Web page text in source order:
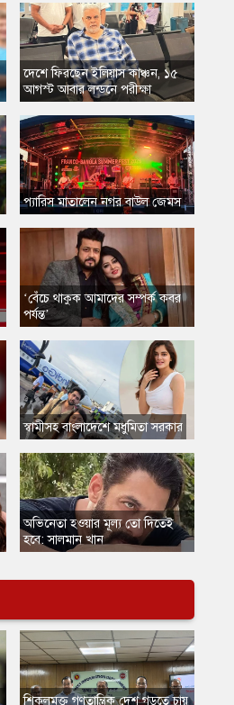
​দেশে ফিরছেন ইলিয়াস কাঞ্চন, ১৫
আগস্ট আবার লন্ডনে পরীক্ষা
প্যারিস মাতালেন নগর বাউল জেমস
​‘বেঁচে থাকুক আমাদের সম্পর্ক কবর
পর্যন্ত’
স্বামীসহ বাংলাদেশে মধুমিতা সরকার
​অভিনেতা হওয়ার মূল্য তো দিতেই
হবে: সালমান খান
​শিকলমুক্ত গণতান্ত্রিক দেশ গড়তে চায়